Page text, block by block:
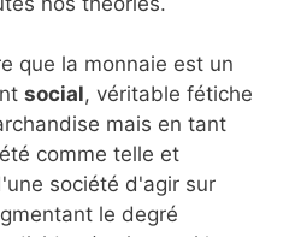
que la monnaie est un
social, véritable fétiche
mais en tant
comme telle et
société d'agir sur
le degré